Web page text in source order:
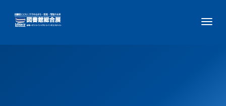
ー
用
メ